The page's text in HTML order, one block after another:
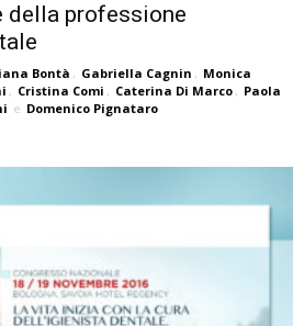
della professione
Bontà , Gabriella Cagnin , Monica
, Cristina Comi , Caterina Di Marco , Paola
e Domenico Pignataro